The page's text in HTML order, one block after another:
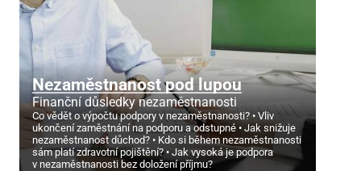
Nezaměstnanost pod lupou
Finanční důsledky nezaměstnanosti
Co vědět o výpočtu podpory v nezaměstnanosti?
Vliv
ukončení zaměstnání na podporu a odstupné
Jak snižuje
nezaměstnanost důchod?
Kdo si během nezaměstnanosti
sám platí zdravotní pojištění?
Jak vysoká je podpora
v nezaměstnanosti bez doložení příjmu?